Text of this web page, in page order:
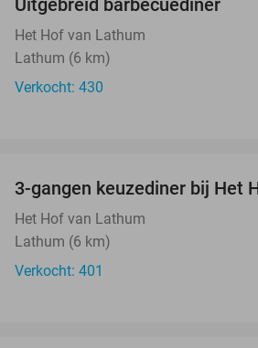
Het Hof van Lathum
Lathum (6 km)
Verkocht: 430
3-gangen keuzediner bij Het
Het Hof van Lathum
Lathum (6 km)
Verkocht: 401